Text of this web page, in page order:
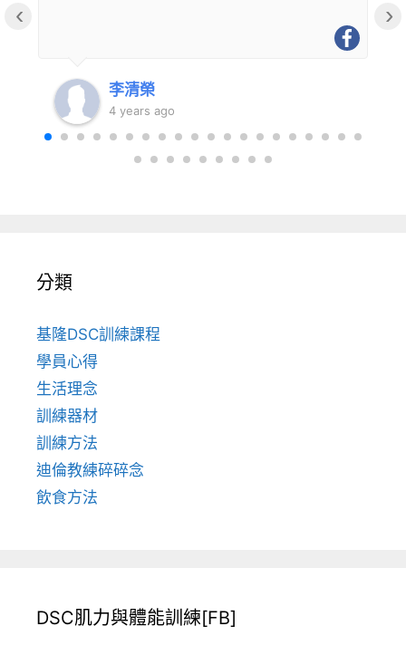
李清榮
4 years ago
‹ ›
分類
基隆DSC訓練課程
學員心得
生活理念
訓練器材
訓練方法
迪倫教練碎碎念
飲食方法
DSC肌力與體能訓練[FB]